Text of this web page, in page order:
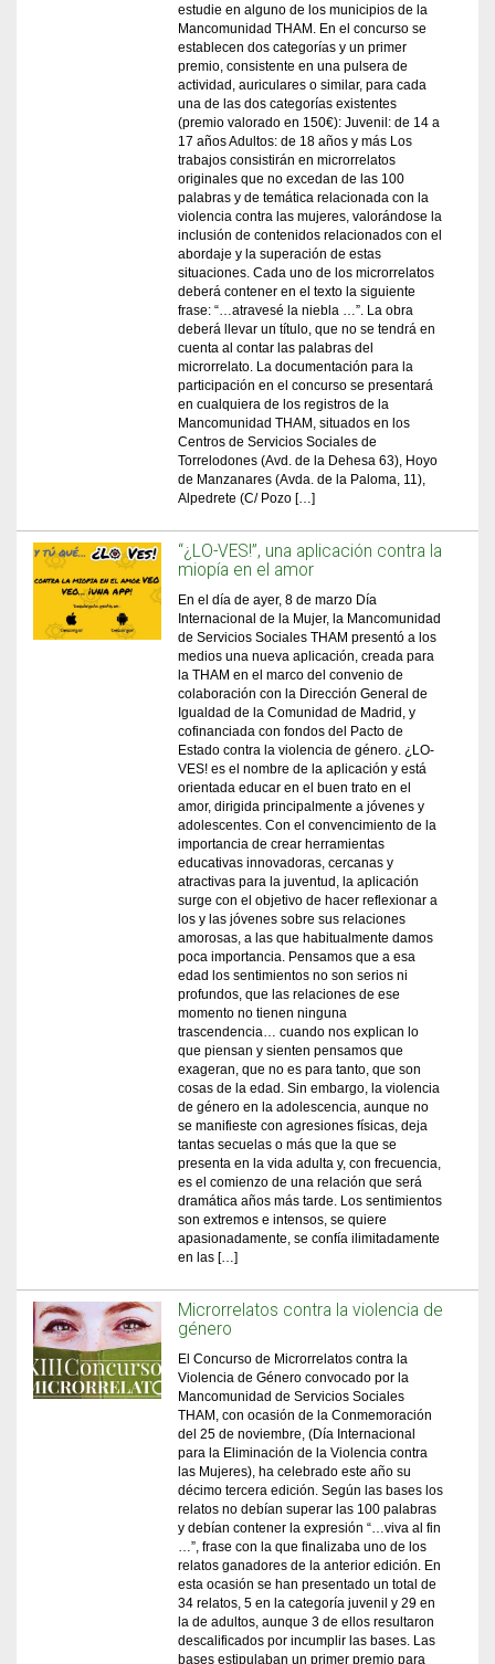
estudie en alguno de los municipios de la
Mancomunidad THAM. En el concurso se
establecen dos categorías y un primer
premio, consistente en una pulsera de
actividad, auriculares o similar, para cada
una de las dos categorías existentes
(premio valorado en 150€): Juvenil: de 14 a
17 años Adultos: de 18 años y más Los
trabajos consistirán en microrrelatos
originales que no excedan de las 100
palabras y de temática relacionada con la
violencia contra las mujeres, valorándose la
inclusión de contenidos relacionados con el
abordaje y la superación de estas
situaciones. Cada uno de los microrrelatos
deberá contener en el texto la siguiente
frase: “…atravesé la niebla …”. La obra
deberá llevar un título, que no se tendrá en
cuenta al contar las palabras del
microrrelato. La documentación para la
participación en el concurso se presentará
en cualquiera de los registros de la
Mancomunidad THAM, situados en los
Centros de Servicios Sociales de
Torrelodones (Avd. de la Dehesa 63), Hoyo
de Manzanares (Avda. de la Paloma, 11),
Alpedrete (C/ Pozo […]
“¿LO-VES!”, una aplicación contra la
miopía en el amor
En el día de ayer, 8 de marzo Día
Internacional de la Mujer, la Mancomunidad
de Servicios Sociales THAM presentó a los
medios una nueva aplicación, creada para
la THAM en el marco del convenio de
colaboración con la Dirección General de
Igualdad de la Comunidad de Madrid, y
cofinanciada con fondos del Pacto de
Estado contra la violencia de género. ¿LO-
VES! es el nombre de la aplicación y está
orientada educar en el buen trato en el
amor, dirigida principalmente a jóvenes y
adolescentes. Con el convencimiento de la
importancia de crear herramientas
educativas innovadoras, cercanas y
atractivas para la juventud, la aplicación
surge con el objetivo de hacer reflexionar a
los y las jóvenes sobre sus relaciones
amorosas, a las que habitualmente damos
poca importancia. Pensamos que a esa
edad los sentimientos no son serios ni
profundos, que las relaciones de ese
momento no tienen ninguna
trascendencia… cuando nos explican lo
que piensan y sienten pensamos que
exageran, que no es para tanto, que son
cosas de la edad. Sin embargo, la violencia
de género en la adolescencia, aunque no
se manifieste con agresiones físicas, deja
tantas secuelas o más que la que se
presenta en la vida adulta y, con frecuencia,
es el comienzo de una relación que será
dramática años más tarde. Los sentimientos
son extremos e intensos, se quiere
apasionadamente, se confía ilimitadamente
en las […]
Microrrelatos contra la violencia de
género
El Concurso de Microrrelatos contra la
Violencia de Género convocado por la
Mancomunidad de Servicios Sociales
THAM, con ocasión de la Conmemoración
del 25 de noviembre, (Día Internacional
para la Eliminación de la Violencia contra
las Mujeres), ha celebrado este año su
décimo tercera edición. Según las bases los
relatos no debían superar las 100 palabras
y debían contener la expresión “…viva al fin
…”, frase con la que finalizaba uno de los
relatos ganadores de la anterior edición. En
esta ocasión se han presentado un total de
34 relatos, 5 en la categoría juvenil y 29 en
la de adultos, aunque 3 de ellos resultaron
descalificados por incumplir las bases. Las
bases estipulaban un primer premio para